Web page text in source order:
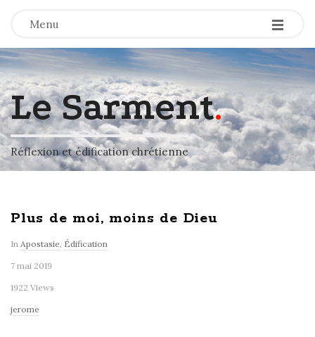
Menu -
-
-
Le Sarment.
Réflexion et édification chrétienne
Plus de moi, moins de Dieu
In Apostasie, Édification
7 mai 2019
1922 Views
jerome